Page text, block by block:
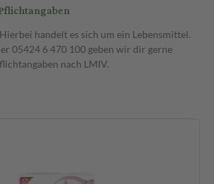
handelt es sich um ein Lebensmittel.
05424 6 470 100 geben wir dir gerne
nach LMIV.